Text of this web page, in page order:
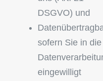
DSGVO) und
sofern Sie in die
eingewilligt